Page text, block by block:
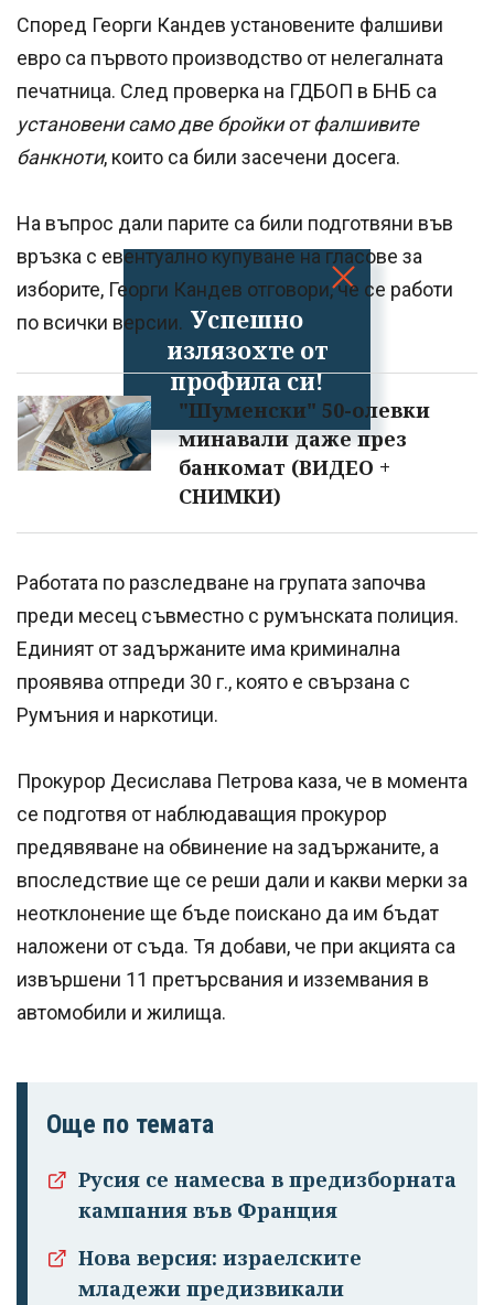
Успешно
излязохте от
профила си!
Според Георги Кандев установените фалшиви
евро са първото производство от нелегалната
печатница. След проверка на ГДБОП в БНБ са
установени само две бройки от фалшивите
банкноти, които са били засечени досега.
На въпрос дали парите са били подготвяни във
връзка с евентуално купуване на гласове за
изборите, Георги Кандев отговори, че се работи
по всички версии.
"Шуменски" 50-олевки
минавали даже през
банкомат (ВИДЕО +
СНИМКИ)
Работата по разследване на групата започва
преди месец съвместно с румънската полиция.
Единият от задържаните има криминална
проявява отпреди 30 г., която е свързана с
Румъния и наркотици.
Прокурор Десислава Петрова каза, че в момента
се подготвя от наблюдаващия прокурор
предявяване на обвинение на задържаните, а
впоследствие ще се реши дали и какви мерки за
неотклонение ще бъде поискано да им бъдат
наложени от съда. Тя добави, че при акцията са
извършени 11 претърсвания и изземвания в
автомобили и жилища.
Още по темата
Русия се намесва в предизборната
кампания във Франция
Нова версия: израелските
младежи предизвикали